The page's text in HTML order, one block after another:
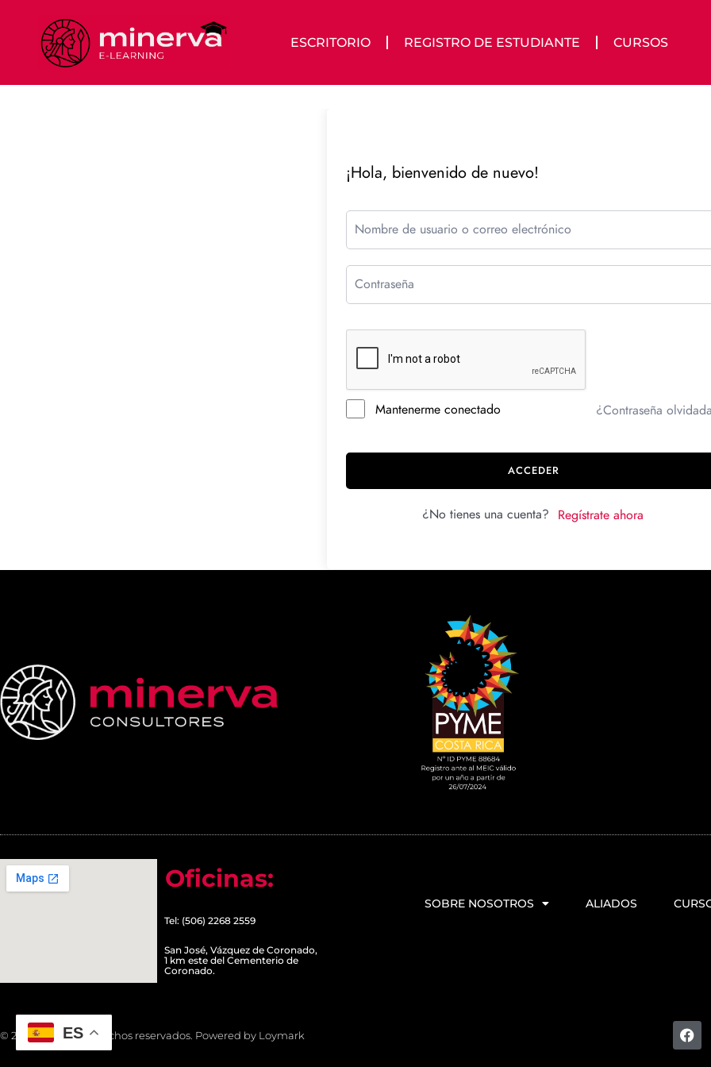
ESCRITORIO REGISTRO DE ESTUDIANTE CURSOS
¡Hola, bienvenido de nuevo!
Mantenerme conectado ¿Contraseña
ACCEDER
¿No tienes una cuenta? Regístrate ahora
Oficinas:
Tel: (506) 2268 2559
San José, Vázquez de Coronado,
1 km este del Cementerio de
Coronado.
SOBRE NOSOTROS ALIADOS
© 2022 Todos los derechos reservados. Powered by Loymark
ES